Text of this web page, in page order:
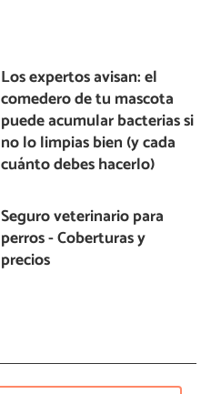
Los expertos avisan: el
comedero de tu mascota
puede acumular bacterias si
no lo limpias bien (y cada
cuánto debes hacerlo)
Seguro veterinario para
perros - Coberturas y
precios